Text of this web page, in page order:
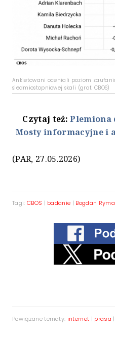
Ankietowani oceniali poziom
siedmiostopniowej skali (graf. CBOS)
Czytaj też:Plemiona
Mosty informacyjne i
(PAR, 27.05.2026)
Tagi: CBOS | badanie | Bogdan
Powiązane tematy: internet | prasa |